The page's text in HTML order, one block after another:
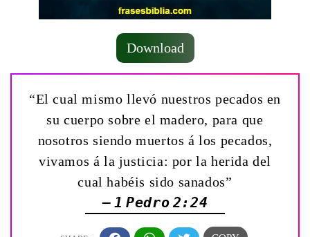
Download
“El cual mismo llevó nuestros pecados en
su cuerpo sobre el madero, para que
nosotros siendo muertos á los pecados,
vivamos á la justicia: por la herida del
cual habéis sido sanados”
— 1 Pedro 2:24